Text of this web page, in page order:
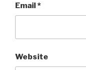
Email*
Website